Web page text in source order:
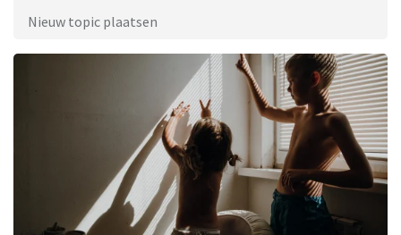
Nieuw topic plaatsen